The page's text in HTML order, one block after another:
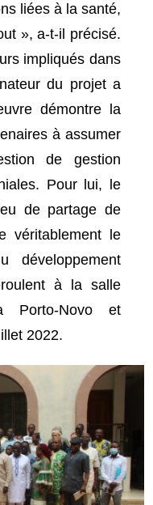
liées à la santé,
», a-t-il précisé.
impliqués dans
du projet a
démontre la
à assumer
de gestion
Pour lui, le
de partage de
véritablement le
développement
à la salle
Porto-Novo et
2022.